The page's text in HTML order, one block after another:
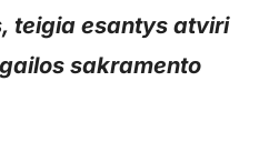
teigia esantys atviri
sakramento